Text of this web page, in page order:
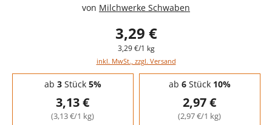
von Milchwerke Schwaben
3,29 €
3,29 €/1 kg
inkl. MwSt., zzgl. Versand
Staffelpreise - Mengenrabatt
ab 3Stück 5%
3,13 €
(3,13 €/1 kg)
ab 6Stück 10%
2,97 €
(2,97 €/1 kg)